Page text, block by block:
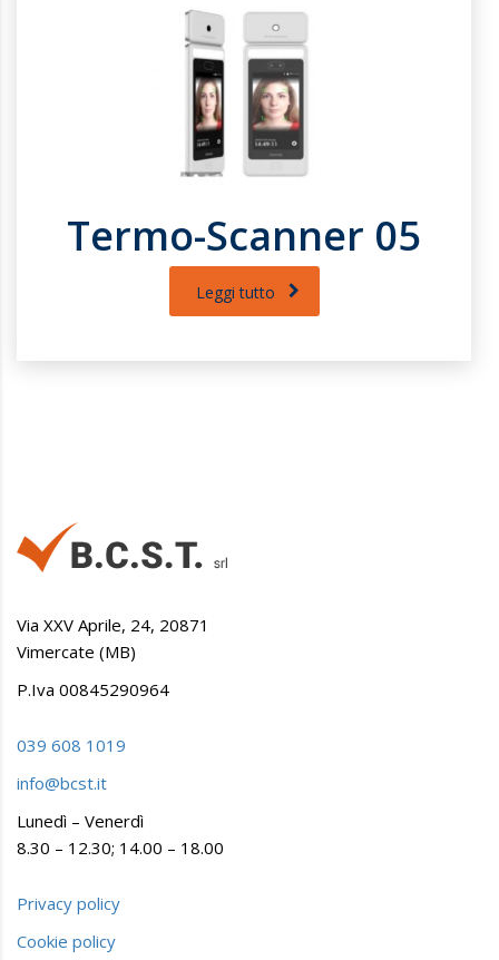
Termo-Scanner 05
Leggi tutto
Via XXV Aprile, 24, 20871
Vimercate (MB)
P.Iva 00845290964
039 608 1019
info@bcst.it
Lunedì – Venerdì
8.30 – 12.30; 14.00 – 18.00
Privacy policy
Cookie policy